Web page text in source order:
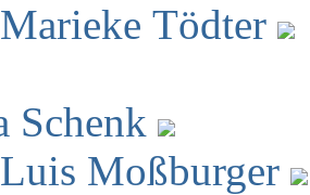
Tödter
Schenk
Moßburger